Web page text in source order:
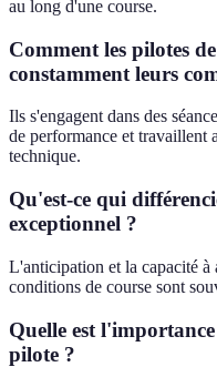
au long d'une course.
Comment les pilotes
constamment leurs
Ils s'engagent dans des
de performance et travaillent
technique.
Qu'est-ce qui
exceptionnel ?
L'anticipation et la capacité à
conditions de course sont
Quelle est
pilote ?